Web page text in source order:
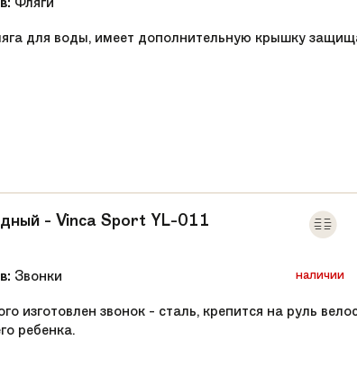
спинки сиденья регулируется 40-90 градусов
для воды, имеет дополнительную крышку
- Vinca Sport YL-011
Звонки
наличии
изготовлен звонок - сталь, крепится на руль
ребенка.